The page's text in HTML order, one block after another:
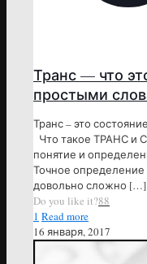
Транс — что
простыми
Транс – это
Что такое ТРАНС
понятие и
Точное определение
довольно сложно […]
Do you like it?88
1 Read more
16 января, 2017